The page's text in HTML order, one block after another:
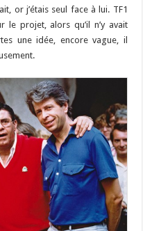
or j’étais seul face à lui. TF1
le projet, alors qu’il n’y avait
une idée, encore vague, il